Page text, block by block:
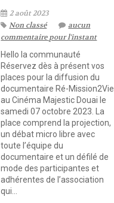
2 août 2023
Non classé
aucun
commentaire pour l'instant
Hello la communauté
Réservez dès à présent vos
places pour la diffusion du
documentaire Ré-Mission2Vie
au Cinéma Majestic Douai le
samedi 07 octobre 2023. La
place comprend la projection,
un débat micro libre avec
toute l’équipe du
documentaire et un défilé de
mode des participantes et
adhérentes de l’association
qui...